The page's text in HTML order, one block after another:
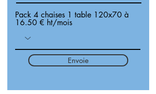
Pack 4 chaises 1 table 120x70 à
16.50 € ht/mois
Envoie